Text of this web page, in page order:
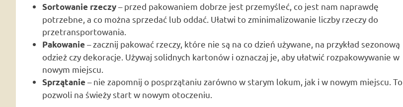
Sortowanie rzeczy– przed pakowaniem dobrze jest przemyśleć, co jest nam naprawdę
potrzebne, a co można sprzedać lub oddać. Ułatwi to zminimalizowanie liczby rzeczy do
przetransportowania.
Pakowanie– zacznij pakować rzeczy, które nie są na co dzień używane, na przykład sezonową
odzież czy dekoracje. Używaj solidnych kartonów i oznaczaj je, aby ułatwić rozpakowywanie w
nowym miejscu.
Sprzątanie– nie zapomnij o posprzątaniu zarówno w starym lokum, jak i w nowym miejscu. To
pozwoli na świeży start w nowym otoczeniu.